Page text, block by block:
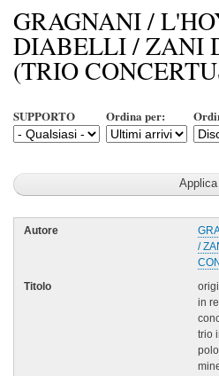
pane
GRAGNANI /
DIABELLI / ZANI
(TRIO
SUPPORTO Ordina per:
/
in
trio